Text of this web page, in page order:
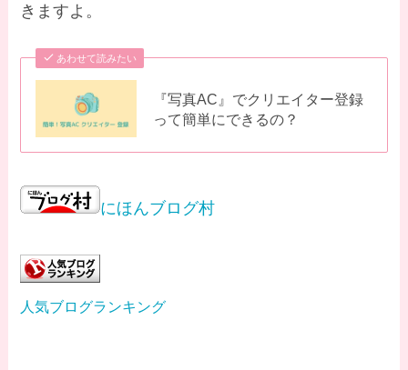
きますよ。
あわせて読みたい
『写真AC』でクリエイター登録
って簡単にできるの？
にほんブログ村
人気ブログランキング